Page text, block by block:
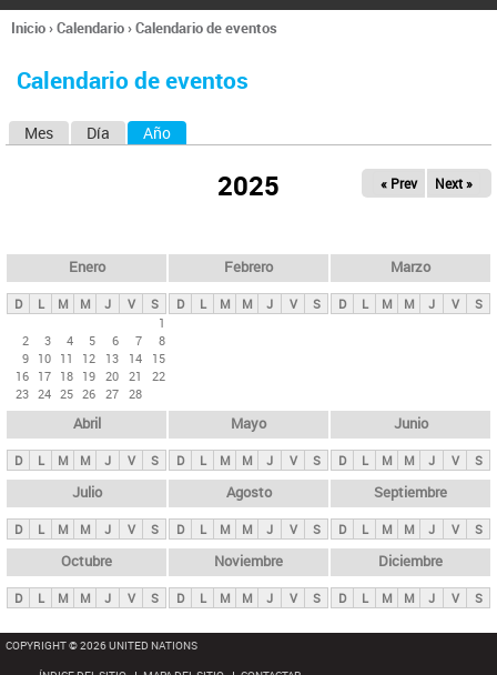
l
d
Se
usted
Inicio›Calendario›Calendario de eventos
Calendario de eventos
s
p
n
i
p
a
l
s
Mes Día Año
2025 « Prev Next »
Enero
D L M M J V
S
1
2
3 4 5 6 7
8
9 10 11 12 13 14
15
16 17 18 19 20 21
22
23 24 25 26 27 28
Febrero
D L M M J V S
Marzo
D L M M J V S
Abril
D L M M J V S
Mayo
D L M M J V S
Junio
D L M M J V S
Julio
D L M M J V S
Agosto
D L M M J V S
Septiembre
D L M M J V S
Octubre
D L M M J V S
Noviembre
D L M M J V S
Diciembre
D L M M J V S
COPYRIGHT © 2026 UNITED NATIONS